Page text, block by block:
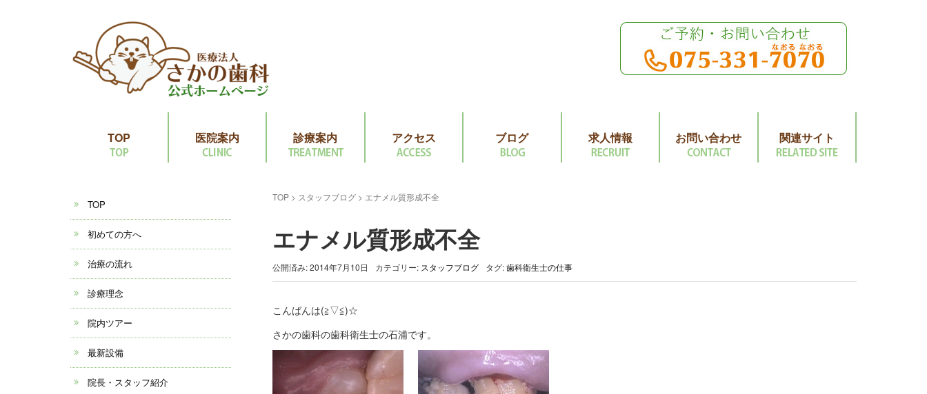
TOP 医院案内 診療案内 アクセス ブログ 求人情報 お問い合わせ 関連サイト
TOP> スタッフブログ> エナメル質形成不全
エナメル質形成不全
公開済み: 2014年7月10日 カテゴリー: スタッフブログ タグ:歯科衛生士の仕事
こんばんは(≧▽≦)☆
さかの歯科の歯科衛生士の石浦です。
TOP
初めての方へ
治療の流れ
診療理念
院内ツアー
最新設備
院長・スタッフ紹介